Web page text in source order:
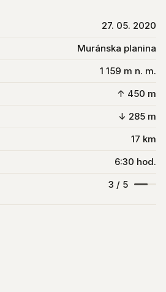
27. 05. 2020
Muránska planina
1 159 m n. m.
↑ 450 m
↓ 285 m
17 km
6:30 hod.
3 / 5